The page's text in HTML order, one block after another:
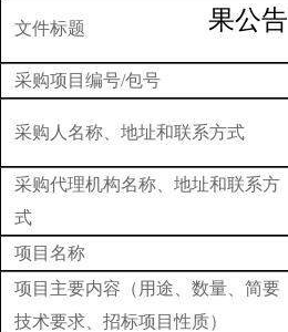
果公告
文件标题
采购项目编号/包号
采购人名称、地址和联系方式
采购代理机构名称、地址和联系方
式
项目名称
项目主要内容（用途、数量、简要
技术要求、招标项目性质）